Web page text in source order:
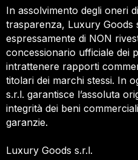
In assolvimento degli oneri
trasparenza, Luxury Goods
espressamente di NON
concessionario ufficiale dei
intrattenere rapporti
titolari dei marchi stessi. In
s.r.l. garantisce l’assoluta
integrità dei beni
garanzie.
Luxury Goods s.r.l.